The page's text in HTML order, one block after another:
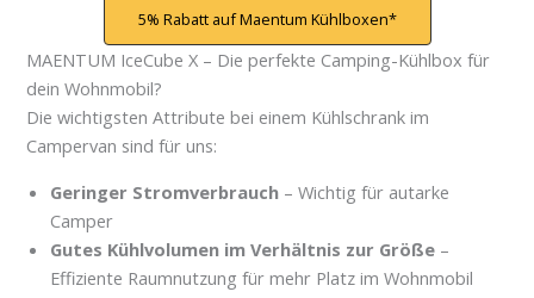
5% Rabatt auf Maentum Kühlboxen
MAENTUM IceCube X – Die perfekte Camping-Kühlbox für
dein Wohnmobil?
Die wichtigsten Attribute bei einem Kühlschrank im
Campervan sind für uns:
Geringer Stromverbrauch – Wichtig für autarke
Camper
Gutes Kühlvolumen im Verhältnis zur Größe –
Effiziente Raumnutzung für mehr Platz im Wohnmobil